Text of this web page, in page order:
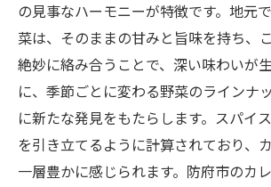
の見事なハーモニーが特徴です。地元
菜は、そのままの甘みと旨味を持ち、
絶妙に絡み合うことで、深い味わいが
に、季節ごとに変わる野菜のラインナ
に新たな発見をもたらします。スパイ
を引き立てるように計算されており、
一層豊かに感じられます。防府市のカ